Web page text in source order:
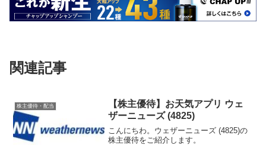
関連記事
株主優待・配当
【株主優待】お天気アプリ ウェ
ザーニューズ (4825)
こんにちわ。ウェザーニューズ (4825)の
株主優待をご紹介します。